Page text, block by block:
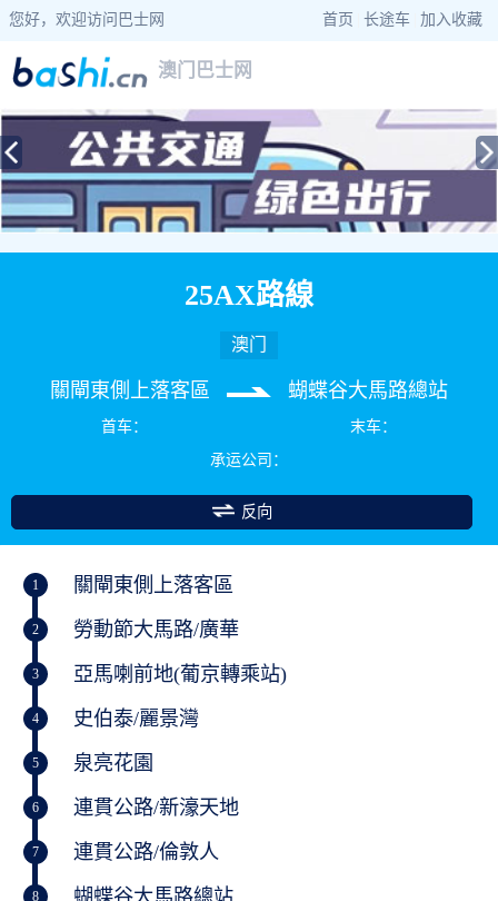
您好，欢迎访问巴士网 首页 长途车 加入收藏
澳门巴士网
当前位置： 巴士网> 澳门巴士 > 25AX路線公交车路线查询
25AX路線
澳门
關閘東側上落客區 蝴蝶谷大馬路總站
首车：
末车：
承运公司：
反向
1 關閘東側上落客區
2 勞動節大馬路/廣華
3 亞馬喇前地(葡京轉乘站)
4 史伯泰/麗景灣
5 泉亮花園
6 連貫公路/新濠天地
7 連貫公路/倫敦人
8